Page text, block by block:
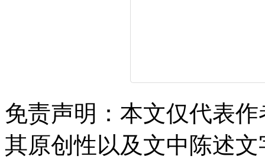
免责声明：本文仅代表
其原创性以及文中陈述